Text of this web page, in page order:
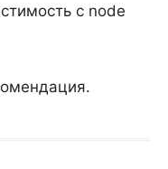
с node